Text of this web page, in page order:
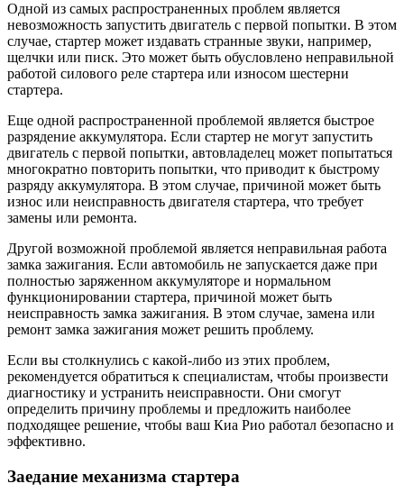
Одной из самых распространенных проблем является
невозможность запустить двигатель с первой попытки. В этом
случае, стартер может издавать странные звуки, например,
щелчки или писк. Это может быть обусловлено неправильной
работой силового реле стартера или износом шестерни
стартера.
Еще одной распространенной проблемой является быстрое
разрядение аккумулятора. Если стартер не могут запустить
двигатель с первой попытки, автовладелец может попытаться
многократно повторить попытки, что приводит к быстрому
разряду аккумулятора. В этом случае, причиной может быть
износ или неисправность двигателя стартера, что требует
замены или ремонта.
Другой возможной проблемой является неправильная работа
замка зажигания. Если автомобиль не запускается даже при
полностью заряженном аккумуляторе и нормальном
функционировании стартера, причиной может быть
неисправность замка зажигания. В этом случае, замена или
ремонт замка зажигания может решить проблему.
Если вы столкнулись с какой-либо из этих проблем,
рекомендуется обратиться к специалистам, чтобы произвести
диагностику и устранить неисправности. Они смогут
определить причину проблемы и предложить наиболее
подходящее решение, чтобы ваш Киа Рио работал безопасно и
эффективно.
Заедание механизма стартера